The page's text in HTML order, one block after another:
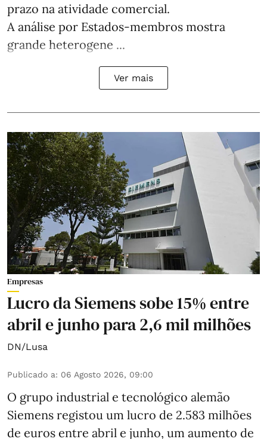
prazo na atividade comercial.
A análise por Estados‑membros mostra
grande heterogene ...
Ver mais
Empresas
Lucro da Siemens sobe 15% entre
abril e junho para 2,6 mil milhões
DN/Lusa
Publicado a: 06 Agosto 2026, 09:00
O grupo industrial e tecnológico alemão
Siemens registou um lucro de 2.583 milhões
de euros entre abril e junho, um aumento de